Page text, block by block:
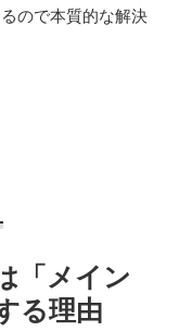
ので本質的な解決
「メイン
る理由